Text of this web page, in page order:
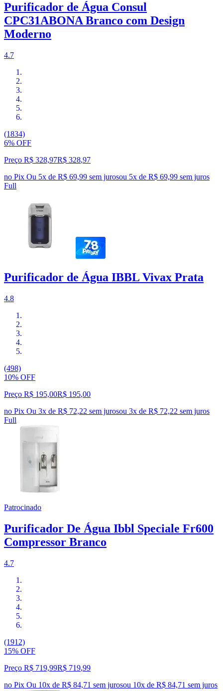
Purificador de Água Consul
CPC31ABONA Branco com Design
Moderno
4.7
(1834)
6% OFF
Preço R$ 328,97R$ 328,97
no Pix Ou 5x de R$ 69,99 sem jurosou 5x de R$ 69,99 sem juros
Full
Purificador de Água IBBL Vivax Prata
4.8
(498)
10% OFF
Preço R$ 195,00R$ 195,00
no Pix Ou 3x de R$ 72,22 sem jurosou 3x de R$ 72,22 sem juros
Full
Patrocinado
Purificador De Água Ibbl Speciale Fr600
Compressor Branco
4.7
(1912)
15% OFF
Preço R$ 719,99R$ 719,99
no Pix Ou 10x de R$ 84,71 sem jurosou 10x de R$ 84,71 sem juros